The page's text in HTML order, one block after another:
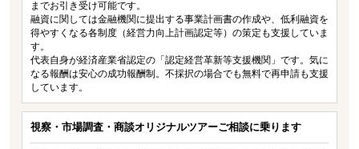
までお引き受け可能です。
融資に関しては金融機関に提出する事業計画書の作成や、低利融資を
得やすくなる各制度（経営力向上計画認定等）の策定も支援していま
す。
代表自身が経済産業省認定の「認定経営革新等支援機関」です。気に
なる報酬は安心の成功報酬制。不採択の場合でも無料で再申請も支援
しています。
視察・市場調査・商談オリジナルツアーご相談に乗ります